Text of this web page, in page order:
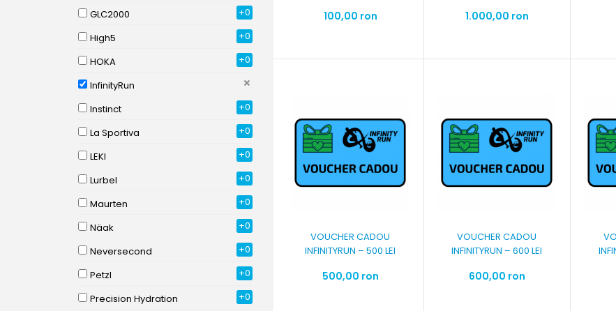
GLC2000
+0
High5
+0
HOKA
+0
InfinityRun
Instinct
+0
La Sportiva
+0
LEKI
+0
Lurbel
+0
Maurten
+0
Näak
+0
Neversecond
+0
Petzl
+0
Precision Hydration
+0
100,00 ron 1.000,00 ron
VOUCHER CADOU
INFINITYRUN – 500 LEI
500,00 ron
VOUCHER CADOU
INFINITYRUN – 600 LEI
600,00 ron